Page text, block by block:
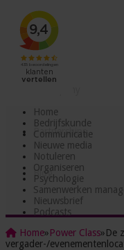
Testjes
Partnerships
Blog
Home
Bedrijfskunde
Communicatie
Nieuwe media
Notuleren
Organiseren
Psychologie
Samenwerken
Nieuwsbrief
Podcasts
Home»Power Class»De
vergader-/